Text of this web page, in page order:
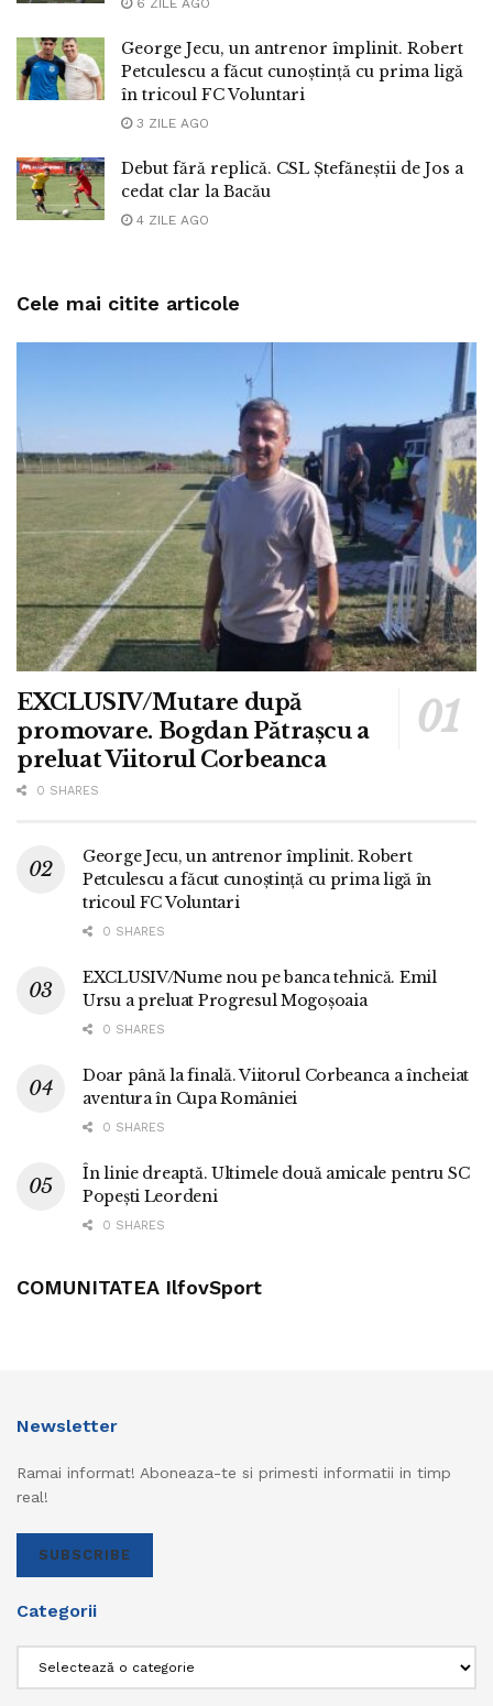
6 ZILE AGO
George Jecu, un antrenor împlinit. Robert
Petculescu a făcut cunoștință cu prima ligă
în tricoul FC Voluntari
3 ZILE AGO
Debut fără replică. CSL Ștefăneștii de Jos a
cedat clar la Bacău
4 ZILE AGO
Cele mai citite articole
EXCLUSIV/Mutare după
promovare. Bogdan Pătrașcu a
preluat Viitorul Corbeanca
0 SHARES
George Jecu, un antrenor împlinit. Robert
Petculescu a făcut cunoștință cu prima ligă în
tricoul FC Voluntari
0 SHARES
EXCLUSIV/Nume nou pe banca tehnică. Emil
Ursu a preluat Progresul Mogoșoaia
0 SHARES
Doar până la finală. Viitorul Corbeanca a încheiat
aventura în Cupa României
0 SHARES
În linie dreaptă. Ultimele două amicale pentru SC
Popești Leordeni
0 SHARES
COMUNITATEA IlfovSport
Newsletter
Ramai informat! Aboneaza-te si primesti informatii in timp
real!
SUBSCRIBE
Categorii